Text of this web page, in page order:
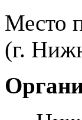
Место
(г.